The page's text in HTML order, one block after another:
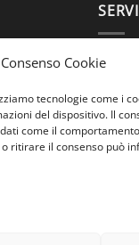
Cookie
tecnologie come i
del dispositivo. Il
come il
ritirare il consenso può